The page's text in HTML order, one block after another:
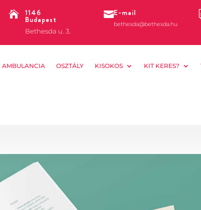
 1146
Budapest
Bethesda u. 3.
E-mail
bethesda@bethesda.hu
AMBULANCIA OSZTÁLY KISOKOS KIT KERES?